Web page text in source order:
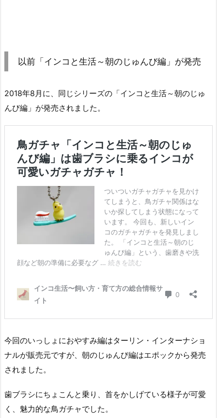
以前「インコと生活～朝のじゅんび編」が発売
2018年8月に、同じシリーズの「インコと生活～朝のじゅ
んび編」が発売されました。
今回のいっしょにおやすみ編はターリン・インターナショ
ナルが販売元ですが、朝のじゅんび編はエポックから発売
されました。
歯ブラシにちょこんと乗り、首をかしげている様子が可愛
く、魅力的な鳥ガチャでした。